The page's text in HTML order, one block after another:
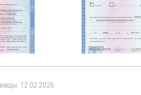
12.02.2026